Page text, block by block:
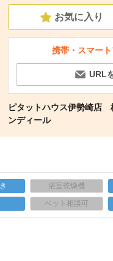
お気に入り
携帯・スマー
URL
ピタットハウス伊勢崎店
ンディール
浴室乾燥機
ペット相談可